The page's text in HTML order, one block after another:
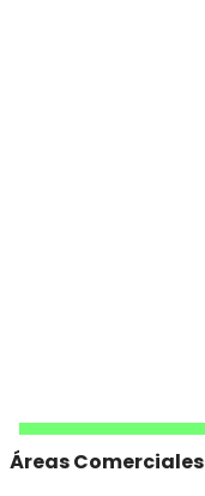
Áreas Comerciales